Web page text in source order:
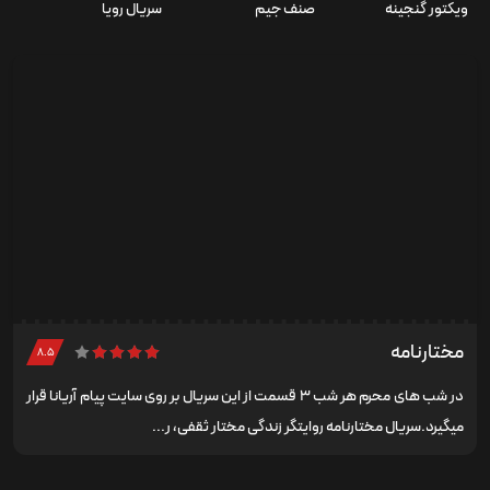
ویکتور گنجینه صنف جیم سریال رویا
مختارنامه ۸.۵
در شب های محرم هر شب ۳ قسمت از این سریال بر روی سایت پیام آریانا قرار
میگیرد.سریال مختارنامه روایتگر زندگی مختار ثقفی، ر...